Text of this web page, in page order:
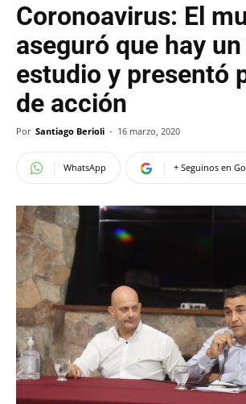
Coronoavirus: El
aseguró que hay
estudio y presentó
de acción
Por Santiago Berioli - 16 marzo, 2020
WhatsApp + Seguinos en